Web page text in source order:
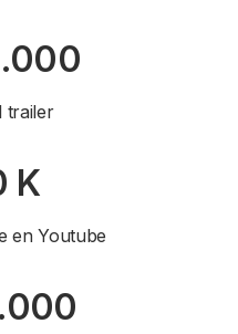
trailer
K
en Youtube